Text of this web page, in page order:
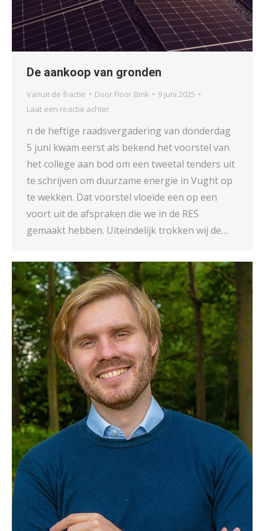
De aankoop van gronden
Vanuit de fractie Door Floor Bink
9 juni 2025
Laat een reactie achter
n de heftige raadsvergadering van donderdag
5 juni kwam eerst als bekend het voorstel van
het college aan bod om een tweetal tenders uit
te schrijven om duurzame energie in Vught op
te wekken. Dat voorstel vloeide een op een
voort uit de afspraken die we in de RES
gemaakt hebben. Uiteindelijk trokken wij de…